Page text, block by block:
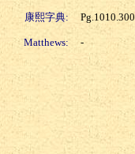
康熙字典: Pg.1010.300
Matthews: -